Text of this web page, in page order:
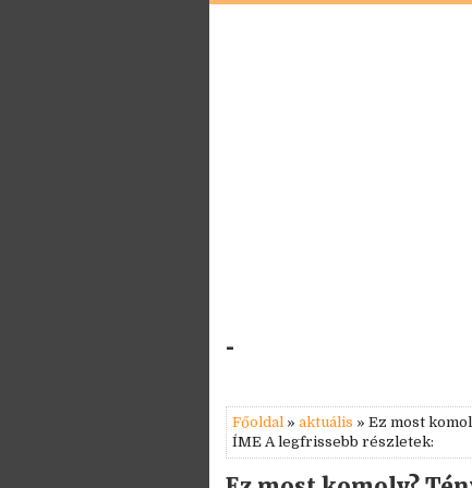
-
Főoldal » aktuális » Ez most
ÍME A legfrissebb részletek: